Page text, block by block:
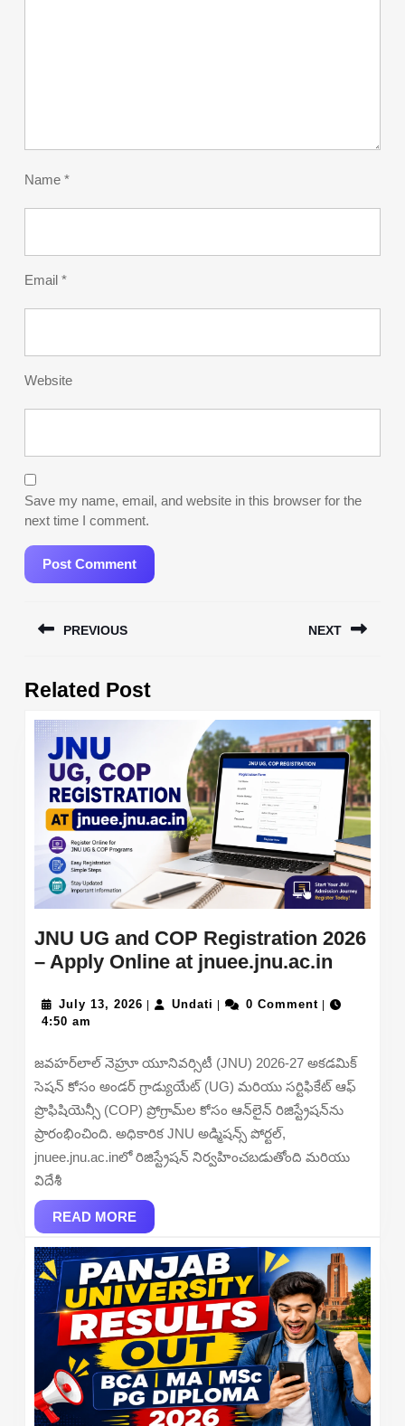
Name *
Email *
Website
Save my name, email, and website in this browser for the
next time I comment.
navigation
PREVIOUS
post:
NEXT
Related Post
JNU UG and COP Registration 2026
– Apply Online at jnuee.jnu.ac.in
and
2026
–
Online
July 13, 2026 July
Undati Undati0 Comment
4:50 am
జవహర్‌లాల్ నెహ్రూ యూనివర్సిటీ (JNU) 2026-27 అకడమిక్
సెషన్ కోసం అండర్ గ్రాడ్యుయేట్ (UG) మరియు సర్టిఫికేట్ ఆఫ్
ప్రొఫిషియెన్సీ (COP) ప్రోగ్రామ్‌ల కోసం ఆన్‌లైన్ రిజిస్ట్రేషన్‌ను
ప్రారంభించింది. అధికారిక JNU అడ్మిషన్స్ పోర్టల్,
jnuee.jnu.ac.inలో రిజిస్ట్రేషన్ నిర్వహించబడుతోంది మరియు
విదేశీ
READ MOREREAD
MORE